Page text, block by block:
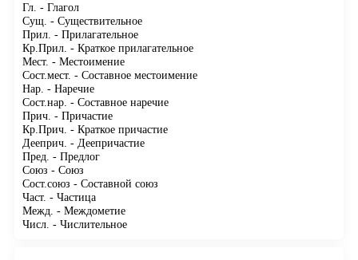
Гл. - Глагол
Сущ. - Существительное
Прил. - Прилагательное
Кр.Прил. - Краткое прилагательное
Мест. - Местоимение
Сост.мест. - Составное местоимение
Нар. - Наречие
Сост.нар. - Составное наречие
Прич. - Причастие
Кр.Прич. - Краткое причастие
Дееприч. - Деепричастие
Пред. - Предлог
Союз - Союз
Сост.союз - Составной союз
Част. - Частица
Межд. - Междометие
Числ. - Числительное